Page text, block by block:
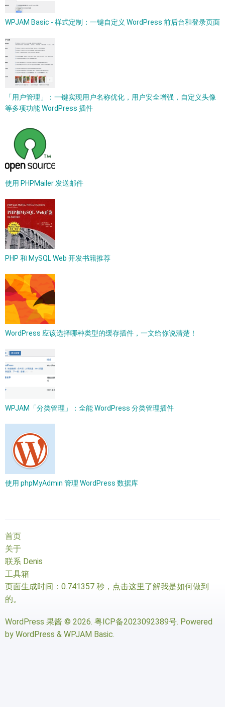
WPJAM Basic - 样式定制：一键自定义 WordPress 前后台和登录页面
「用户管理」：一键实现用户名称优化，用户安全增强，自定义头像
等多项功能 WordPress 插件
使用 PHPMailer 发送邮件
PHP 和 MySQL Web 开发书籍推荐
WordPress 应该选择哪种类型的缓存插件，一文给你说清楚！
WPJAM「分类管理」：全能 WordPress 分类管理插件
使用 phpMyAdmin 管理 WordPress 数据库
首页
关于
联系 Denis
工具箱
页面生成时间：0.741357 秒， 点击这里了解我是如何做到
的。
WordPress 果酱 © 2026. 粤ICP备2023092389号. Powered
by WordPress & WPJAM Basic.